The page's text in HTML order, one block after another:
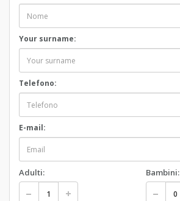
Your surname:
Telefono:
E-mail:
Adulti: Bambini: